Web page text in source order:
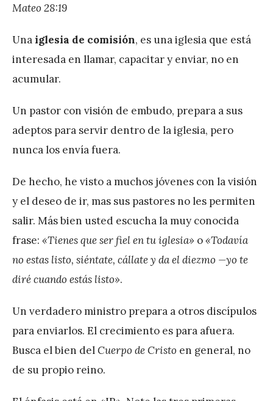
Mateo 28:19
Unaiglesia de comisión, es una iglesia que está
interesada en llamar, capacitar y enviar, no en
acumular.
Un pastor con visión de embudo, prepara a sus
adeptos para servir dentro de la iglesia, pero
nunca los envía fuera.
De hecho, he visto a muchos jóvenes con la visión
y el deseo de ir, mas sus pastores no les permiten
salir. Más bien usted escucha la muy conocida
frase: «Tienes que ser fiel en tu iglesia» o«Todavía
no estas listo, siéntate, cállate y da el diezmo —yo te
diré cuando estás listo».
Un verdadero ministro prepara a otros discípulos
para enviarlos. El crecimiento es para afuera.
Busca el bien delCuerpo de Cristo en general, no
de su propio reino.